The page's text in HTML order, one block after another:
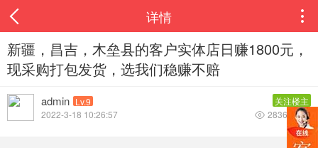
详情 
新疆，昌吉，木垒县的客户实体店日赚1800元，
现采购打包发货，选我们稳赚不赔
admin Lv.9
关注楼主
2022-3-18 10:26:57
 0
 2836